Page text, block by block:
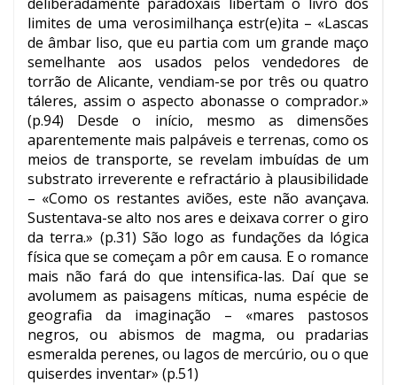
deliberadamente paradoxais libertam o livro dos
limites de uma verosimilhança estr(e)ita – «Lascas
de âmbar liso, que eu partia com um grande maço
semelhante aos usados pelos vendedores de
torrão de Alicante, vendiam-se por três ou quatro
táleres, assim o aspecto abonasse o comprador.»
(p.94) Desde o início, mesmo as dimensões
aparentemente mais palpáveis e terrenas, como os
meios de transporte, se revelam imbuídas de um
substrato irreverente e refractário à plausibilidade
– «Como os restantes aviões, este não avançava.
Sustentava-se alto nos ares e deixava correr o giro
da terra.» (p.31) São logo as fundações da lógica
física que se começam a pôr em causa. E o romance
mais não fará do que intensifica-las. Daí que se
avolumem as paisagens míticas, numa espécie de
geografia da imaginação – «mares pastosos
negros, ou abismos de magma, ou pradarias
esmeralda perenes, ou lagos de mercúrio, ou o que
quiserdes inventar» (p.51)